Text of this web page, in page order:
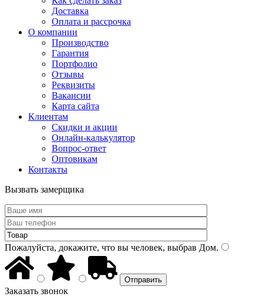
Доставка
Оплата и рассрочка
О компании
Производство
Гарантия
Портфолио
Отзывы
Реквизиты
Вакансии
Карта сайта
Клиентам
Скидки и акции
Онлайн-калькулятор
Вопрос-ответ
Оптовикам
Контакты
Вызвать замерщика
Пожалуйста, докажите, что вы человек, выбрав Дом.
Заказать звонок